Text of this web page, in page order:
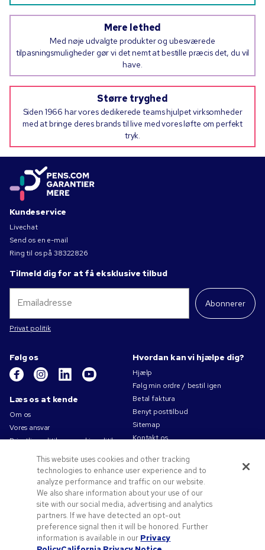
Mere lethed
Med nøje udvalgte produkter og ubesværede
tilpasningsmuligheder gør vi det nemt at bestille præcis det, du vil
have.
Større tryghed
Siden 1966 har vores dedikerede teams hjulpet virksomheder
med at bringe deres brands til live med vores løfte om perfekt
tryk.
Kundeservice
Livechat
Send os en e-mail
Ring til os på 38322826
Tilmeld dig for at få eksklusive tilbud
Abonnerer
Privat politik
Følg os
Læs os at kende
Om os
Vores ansvar
Privatlivspolitik og cookiepolitik
Brugsvilkår
Salgsbetingelser
Karriere i Pens.com
Tilbud og ressourcer
Reklameartikler
Rabatkoder og -kuponer
Logoideer
Hvordan kan vi hjælpe dig?
Hjælp
Følg min ordre / bestil igen
Betal faktura
Benyt posttilbud
Sitemap
Kontakt os
This website uses cookies and other tracking
technologies to enhance user experience and to
analyze performance and traffic on our website.
We also share information about your use of our
site with our social media, advertising and analytics
partners. If we have detected an opt-out
preference signal then it will be honored. Further
information is available in our Privacy